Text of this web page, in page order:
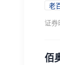
老
证券
佰